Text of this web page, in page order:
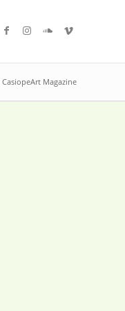
CasiopeArt Magazine